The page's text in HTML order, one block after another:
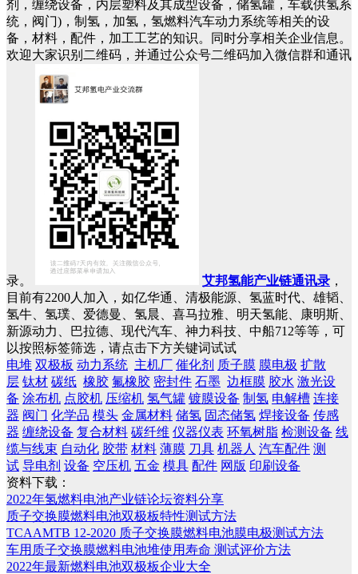
剂，缠绕设备，内层塑料及其成型设备，储氢罐，车载供氢系
统，阀门)，制氢，加氢，氢燃料汽车动力系统等相关的设
备，材料，配件，加工工艺的知识。同时分享相关企业信息。
欢迎大家识别二维码，并通过公众号二维码加入微信群和通讯
录。 艾邦氢能产业链通讯录 ，
目前有2200人加入，如亿华通、清极能源、氢蓝时代、雄韬、
氢牛、氢璞、爱德曼、氢晨、喜马拉雅、明天氢能、康明斯、
新源动力、巴拉德、现代汽车、神力科技、中船712等等，可
以按照标签筛选，请点击下方关键词试试
电堆 双极板 动力系统 主机厂 催化剂 质子膜 膜电极 扩散
层 钛材 碳纸 橡胶 氟橡胶 密封件 石墨 边框膜 胶水 激光设
备 涂布机 点胶机 压缩机 氢气罐 镀膜设备 制氢 电解槽 连接
器 阀门 化学品 模头 金属材料 储氢 固态储氢 焊接设备 传感
器 缠绕设备 复合材料 碳纤维 仪器仪表 环氧树脂 检测设备 线
缆与线束 自动化 胶带 材料 薄膜 刀具 机器人 汽车配件 测
试 导电剂 设备 空压机 五金 模具 配件 网版 印刷设备
资料下载：
2022年氢燃料电池产业链论坛资料分享
质子交换膜燃料电池双极板特性测试方法
TCAAMTB 12-2020 质子交换膜燃料电池膜电极测试方法
车用质子交换膜燃料电池堆使用寿命 测试评价方法
2022年最新燃料电池双极板企业大全